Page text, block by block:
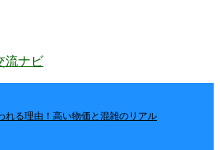
流ナビ
れる理由！高い物価と混雑のリアル